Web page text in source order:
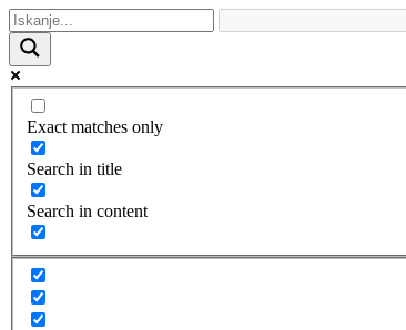
Exact matches only
Search in title
Search in content